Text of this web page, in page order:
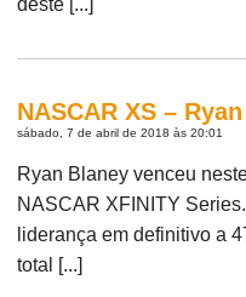
NASCAR XS –
sábado, 7 de abril de 2018 às 20:01
Ryan Blaney venceu
NASCAR XFINITY
liderança em definitivo a
total [...]